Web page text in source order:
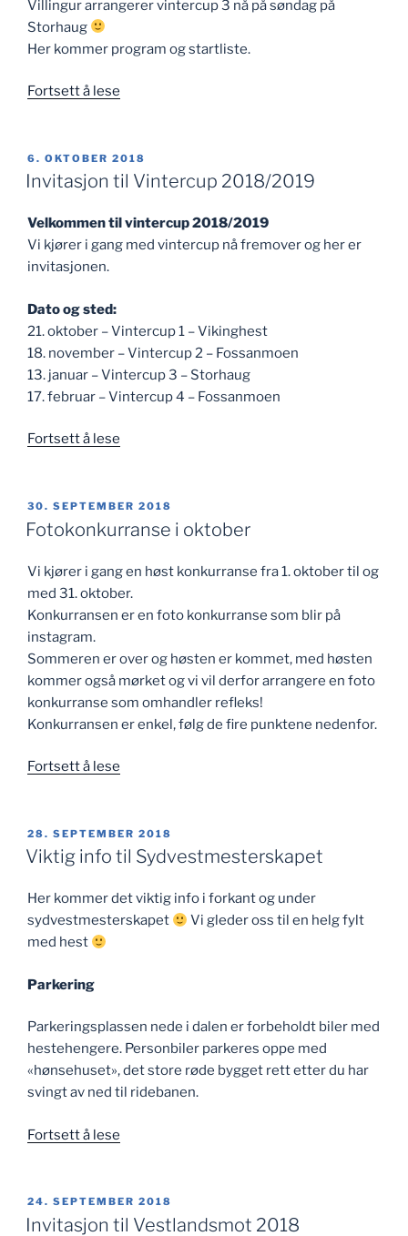
Villingur arrangerer vintercup 3 nå på søndag på
Storhaug
Her kommer program og startliste.
Fortsett å lese
PUBLISERT
6. OKTOBER 2018
Invitasjon til Vintercup 2018/2019
Velkommen til vintercup 2018/2019
Vi kjører i gang med vintercup nå fremover og her er
invitasjonen.
Dato og sted:
21. oktober – Vintercup 1 – Vikinghest
18. november – Vintercup 2 – Fossanmoen
13. januar – Vintercup 3 – Storhaug
17. februar – Vintercup 4 – Fossanmoen
Fortsett å lese
2018/2019»
PUBLISERT
30. SEPTEMBER 2018
Fotokonkurranse i oktober
Vi kjører i gang en høst konkurranse fra 1. oktober til og
med 31. oktober.
Konkurransen er en foto konkurranse som blir på
instagram.
Sommeren er over og høsten er kommet, med høsten
kommer også mørket og vi vil derfor arrangere en foto
konkurranse som omhandler refleks!
Konkurransen er enkel, følg de fire punktene nedenfor.
Fortsett å lese
PUBLISERT
28. SEPTEMBER 2018
Viktig info til Sydvestmesterskapet
Her kommer det viktig info i forkant og under
sydvestmesterskapet
Vi gleder oss til en helg fylt
med hest
Parkering
Parkeringsplassen nede i dalen er forbeholdt biler med
hestehengere. Personbiler parkeres oppe med
«hønsehuset», det store røde bygget rett etter du har
svingt av ned til ridebanen.
Fortsett å lese
Sydvestmesterskapet»
PUBLISERT
24. SEPTEMBER 2018
Invitasjon til Vestlandsmot 2018